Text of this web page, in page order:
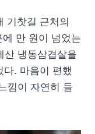
기찻길 근처의
만 원이 넘었는
산 냉동삼겹살을
. 마음이 편했
낌이 자연히 들